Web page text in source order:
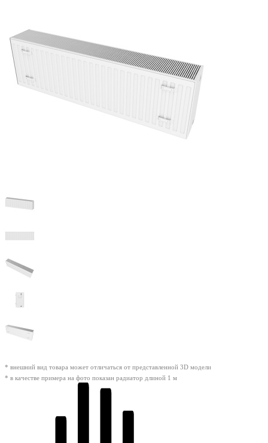
* внешний вид товара может отличаться от представленной 3D модели
* в качестве примера на фото показан радиатор длиной 1 м